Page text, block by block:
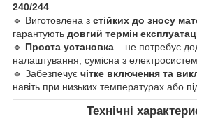
240/244
🔹 Виготовлена з стійких до зносу
гарантують довгий термін
🔹 Проста установка – не потребує
налаштування, сумісна з
🔹 Забезпечує чітке включення та
навіть при низьких температурах або
Технічні